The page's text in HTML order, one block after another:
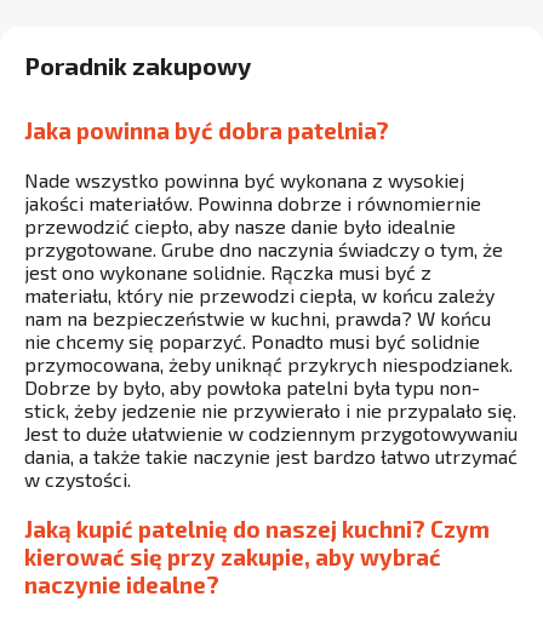
Poradnik zakupowy
Jaka powinna być dobra patelnia?
Nade wszystko powinna być wykonana z wysokiej
jakości materiałów. Powinna dobrze i równomiernie
przewodzić ciepło, aby nasze danie było idealnie
przygotowane. Grube dno naczynia świadczy o tym, że
jest ono wykonane solidnie. Rączka musi być z
materiału, który nie przewodzi ciepła, w końcu zależy
nam na bezpieczeństwie w kuchni, prawda? W końcu
nie chcemy się poparzyć. Ponadto musi być solidnie
przymocowana, żeby uniknąć przykrych niespodzianek.
Dobrze by było, aby powłoka patelni była typu non-
stick, żeby jedzenie nie przywierało i nie przypalało się.
Jest to duże ułatwienie w codziennym przygotowywaniu
dania, a także takie naczynie jest bardzo łatwo utrzymać
w czystości.
Jaką kupić patelnię do naszej kuchni? Czym
kierować się przy zakupie, aby wybrać
naczynie idealne?